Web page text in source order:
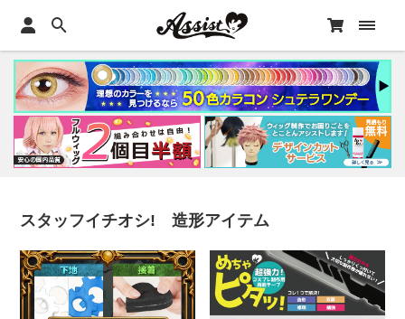
スタッフイチオシ! 造形アイテム